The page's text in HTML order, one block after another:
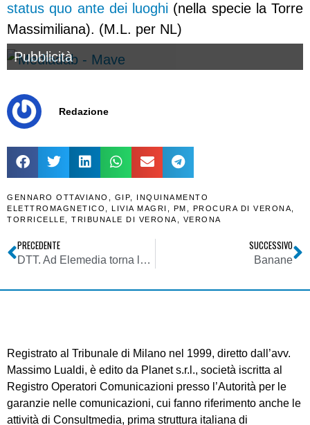
status quo ante dei luoghi (nella specie la Torre
Massimiliana). (M.L. per NL)
Pubblicità
Redazione
GENNARO OTTAVIANO GIP
INQUINAMENTO
ELETTROMAGNETICO
LIVIA MAGRI PM PROCURA DI VERONA
TORRICELLE
TRIBUNALE DI VERONA VERONA
PRECEDENTE
DTT. Ad Elemedia torna la voglia di televisione: dalla prima decina di giorni di gennaio di nuovo in onda Dee Jay Tv sul 69
SUCCESSIVO
Banane
Registrato al Tribunale di Milano nel 1999, diretto dall’avv.
Massimo Lualdi, è edito da Planet s.r.l., società iscritta al
Registro Operatori Comunicazioni presso l’Autorità per le
garanzie nelle comunicazioni, cui fanno riferimento anche le
attività di Consultmedia, prima struttura italiana di